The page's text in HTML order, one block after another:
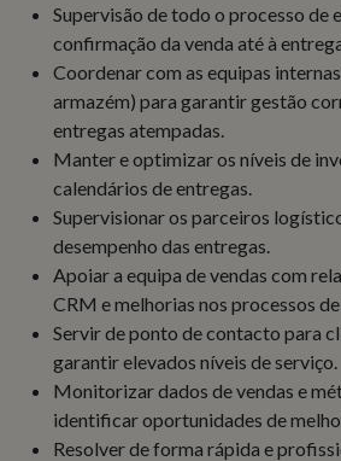
Supervisão de todo o processo de
confirmação da venda até à
Coordenar com as equipas
armazém) para garantir gestão
entregas atempadas.
Manter e optimizar os níveis de
calendários de entregas.
Supervisionar os parceiros
desempenho das entregas.
Apoiar a equipa de vendas com
CRM e melhorias nos processos
Servir de ponto de contacto para
garantir elevados níveis de serviço.
Monitorizar dados de vendas e
identificar oportunidades de
Resolver de forma rápida e